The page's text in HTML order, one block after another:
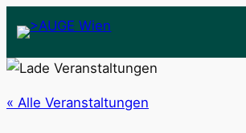
« Alle Veranstaltungen